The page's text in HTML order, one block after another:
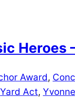
Heroes
Award,
Yard Act,